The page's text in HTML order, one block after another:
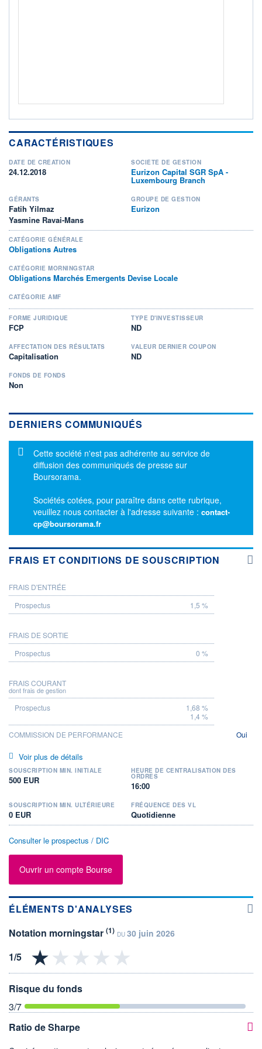
3/7
+ PORTEFEUILLE + LISTE
CARACTÉRISTIQUES
DATE DE CRÉATION
24.12.2018
SOCIÉTÉ DE GESTION
Eurizon Capital SGR SpA -
Luxembourg Branch
GÉRANTS
Fatih Yilmaz
Yasmine Ravai-Mans
GROUPE DE GESTION
Eurizon
CATÉGORIE GÉNÉRALE
Obligations Autres
CATÉGORIE MORNINGSTAR
Obligations Marchés Emergents Devise Locale
CATÉGORIE AMF
FORME JURIDIQUE
FCP
TYPE D'INVESTISSEUR
ND
AFFECTATION DES RÉSULTATS
Capitalisation
VALEUR DERNIER COUPON
ND
FONDS DE FONDS
Non
DERNIERS COMMUNIQUÉS
Message d'information
Cette société n'est pas adhérente au service de
diffusion des communiqués de presse sur
Boursorama.
Sociétés cotées, pour paraître dans cette rubrique,
veuillez nous contacter à l'adresse suivante : contact-
cp@boursorama.fr
FRAIS ET CONDITIONS DE SOUSCRIPTION
PROSPECTUS
FRAIS D'ENTRÉE
1,5 %
FRAIS DE SORTIE
0 %
FRAIS COURANT
dont frais de gestion
1,68 %
1,4 %
COMMISSION DE PERFORMANCE
Oui
Voir plus de détails
SOUSCRIPTION MIN. INITIALE
500 EUR
HEURE DE CENTRALISATION DES
ORDRES
16:00
SOUSCRIPTION MIN. ULTÉRIEURE
0 EUR
FRÉQUENCE DES VL
Quotidienne
Consulter le prospectus / DIC
Ouvrir un compte Bourse
ÉLÉMENTS D'ANALYSES
Notation morningstar (1) DU 30 juin 2026
Risque du fonds
3/7
Ratio de Sharpe